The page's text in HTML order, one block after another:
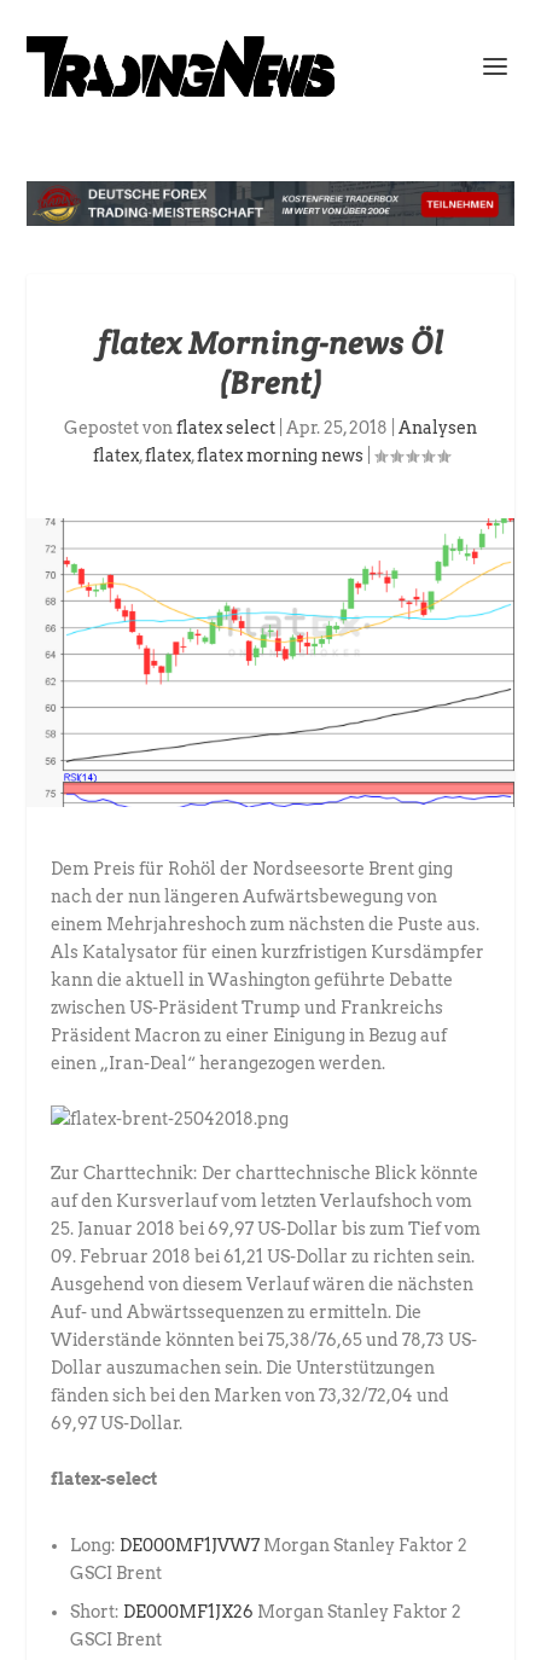
flatex Morning-news Öl
(Brent)
Gepostet vonflatex select Apr. 25, 2018
Analysen
flatex,flatex,flatex morning news|
Dem Preis für Rohöl der Nordseesorte Brent ging
nach der nun längeren Aufwärtsbewegung von
einem Mehrjahreshoch zum nächsten die Puste aus.
Als Katalysator für einen kurzfristigen Kursdämpfer
kann die aktuell in Washington geführte Debatte
zwischen US-Präsident Trump und Frankreichs
Präsident Macron zu einer Einigung in Bezug auf
einen „Iran-Deal“ herangezogen werden.
Zur Charttechnik: Der charttechnische Blick könnte
auf den Kursverlauf vom letzten Verlaufshoch vom
25. Januar 2018 bei 69,97 US-Dollar bis zum Tief vom
09. Februar 2018 bei 61,21 US-Dollar zu richten sein.
Ausgehend von diesem Verlauf wären die nächsten
Auf- und Abwärtssequenzen zu ermitteln. Die
Widerstände könnten bei 75,38/76,65 und 78,73 US-
Dollar auszumachen sein. Die Unterstützungen
fänden sich bei den Marken von 73,32/72,04 und
69,97 US-Dollar.
flatex-select
Long: DE000MF1JVW7 Morgan Stanley Faktor 2
GSCI Brent
Short: DE000MF1JX26 Morgan Stanley Faktor 2
GSCI Brent